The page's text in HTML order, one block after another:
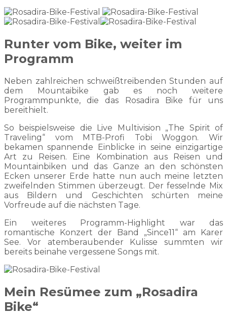
Runter vom Bike, weiter im
Programm
Neben zahlreichen schweißtreibenden Stunden auf
dem Mountaibike gab es noch weitere
Programmpunkte, die das Rosadira Bike für uns
bereithielt.
So beispielsweise die Live Multivision „The Spirit of
Traveling“ vom MTB-Profi Tobi Woggon. Wir
bekamen spannende Einblicke in seine einzigartige
Art zu Reisen. Eine Kombination aus Reisen und
Mountainbiken und das Ganze an den schönsten
Ecken unserer Erde hatte nun auch meine letzten
zweifelnden Stimmen überzeugt. Der fesselnde Mix
aus Bildern und Geschichten schürten meine
Vorfreude auf die nächsten Tage.
Ein weiteres Programm-Highlight war das
romantische Konzert der Band „Since11“ am Karer
See. Vor atemberaubender Kulisse summten wir
bereits beinahe vergessene Songs mit.
Mein Resümee zum „Rosadira
Bike“